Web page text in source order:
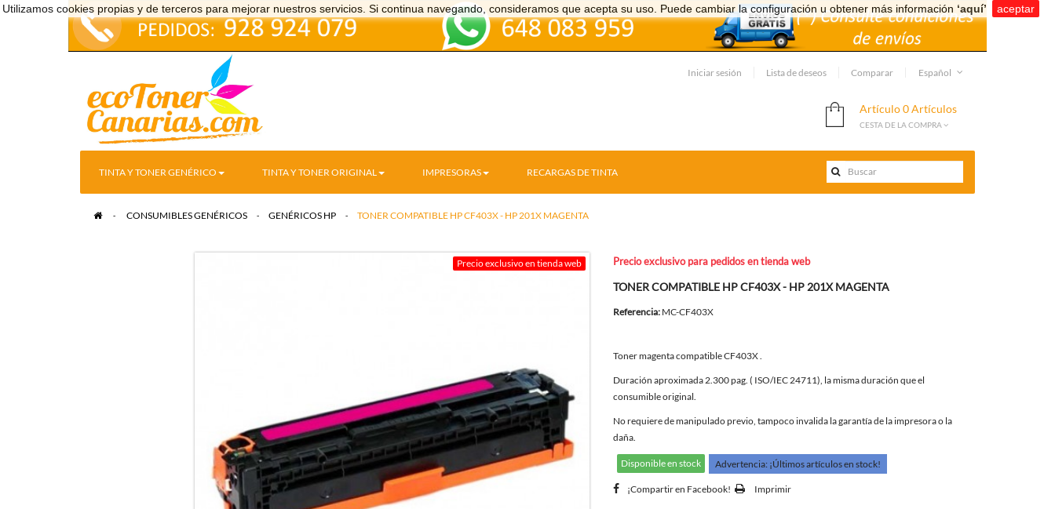
Utilizamos cookies propias y de terceros para mejorar nuestros servicios. Si continua navegando, consideramos que acepta su uso. Puede cambiar la configuración u obtener más información ‘aquí’ aceptar
Español
Iniciar sesión Lista de deseos Comparar
Artículo0 Artículos
CESTA DE LA COMPRA
TINTA Y TONER GENÉRICO TINTA Y TONER ORIGINAL IMPRESORAS RECARGAS DE TINTA
> CONSUMIBLES GENÉRICOS > GENÉRICOS HP > TONER COMPATIBLE HP CF403X - HP 201X MAGENTA
Precio exclusivo en tienda web Precio exclusivo para pedidos en tienda web
TONER COMPATIBLE HP CF403X - HP 201X MAGENTA
Referencia: MC-CF403X
Toner magenta compatible CF403X .
Duración aproximada 2.300 pag. ( ISO/IEC 24711), la misma duración que el
consumible original.
No requiere de manipulado previo, tampoco invalida la garantía de la impresora o la
daña.
Disponible en stock Advertencia: ¡Últimos artículos en stock!
¡Compartir en Facebook! Imprimir